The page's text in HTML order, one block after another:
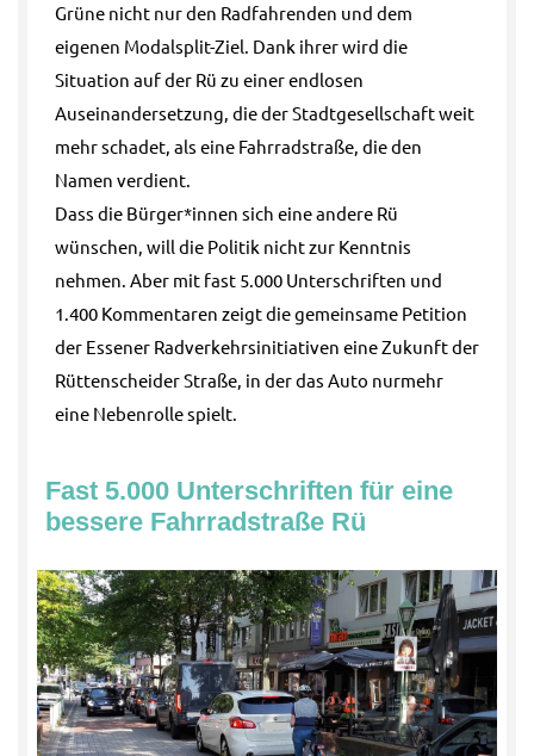
Grüne nicht nur den Radfahrenden und dem
eigenen Modalsplit-Ziel. Dank ihrer wird die
Situation auf der Rü zu einer endlosen
Auseinandersetzung, die der Stadtgesellschaft weit
mehr schadet, als eine Fahrradstraße, die den
Namen verdient.
Dass die Bürger*innen sich eine andere Rü
wünschen, will die Politik nicht zur Kenntnis
nehmen. Aber mit fast 5.000 Unterschriften und
1.400 Kommentaren zeigt die gemeinsame Petition
der Essener Radverkehrsinitiativen eine Zukunft der
Rüttenscheider Straße, in der das Auto nurmehr
eine Nebenrolle spielt.
Fast 5.000 Unterschriften für eine
bessere Fahrradstraße Rü